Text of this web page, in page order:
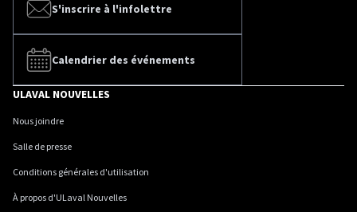
S'inscrire à l'infolettre
Calendrier des événements
ULAVAL NOUVELLES
Nous joindre
Salle de presse
Conditions générales d'utilisation
À propos d'ULaval Nouvelles